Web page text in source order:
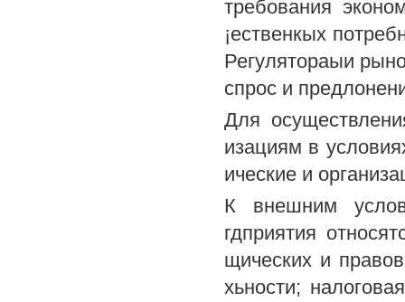
требования
¡ественкых
Регулятораыи
спрос и
Для
изациям в
ические и
К внешним
гдприятия
щических и
хьности;